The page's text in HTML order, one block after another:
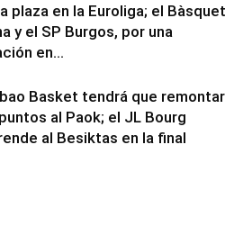
plaza en la Euroliga; el Bàsquet
y el SP Burgos, por una
en...
Basket tendrá que remontar
al Paok; el JL Bourg
al Besiktas en la final